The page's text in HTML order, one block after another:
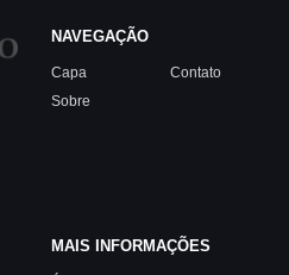
NAVEGAÇÃO
Capa
Sobre
Contato
MAIS INFORMAÇÕES